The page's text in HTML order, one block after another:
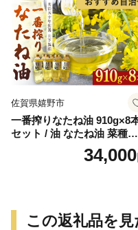
佐賀県嬉野市
一番搾りなたね油 910g×8
セット / 油 なたね油 菜種油
ナタネ【山下製油】 [NBE00
34,000
この返礼品を